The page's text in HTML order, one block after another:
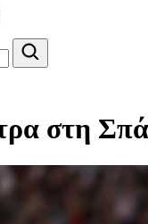
στη